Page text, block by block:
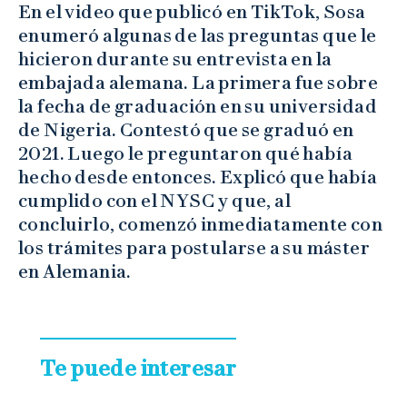
En el video que publicó en TikTok, Sosa
enumeró algunas de las preguntas que le
hicieron durante su entrevista en la
embajada alemana. La primera fue sobre
la fecha de graduación en su universidad
de Nigeria. Contestó que se graduó en
2021. Luego le preguntaron qué había
hecho desde entonces. Explicó que había
cumplido con el NYSC y que, al
concluirlo, comenzó inmediatamente con
los trámites para postularse a su máster
en Alemania.
Te puede interesar